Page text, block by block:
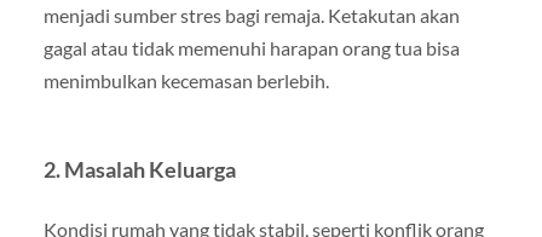
menjadi sumber stres bagi remaja. Ketakutan akan
gagal atau tidak memenuhi harapan orang tua bisa
menimbulkan kecemasan berlebih.
2. Masalah Keluarga
Kondisi rumah yang tidak stabil, seperti konflik orang